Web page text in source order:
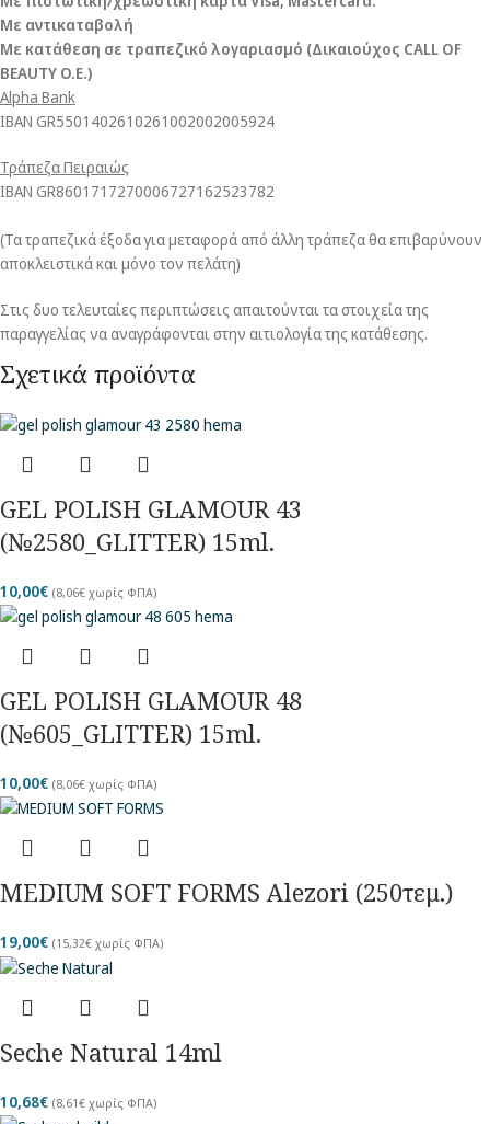
Με αντικαταβολή
Με κατάθεση σε τραπεζικό λογαριασμό (Δικαιούχος CALL OF
BEAUTY O.E.)
Alpha Bank
ΙΒΑΝ GR5501402610261002002005924
Τράπεζα Πειραιώς
ΙΒΑΝ GR8601717270006727162523782
(Τα τραπεζικά έξοδα για μεταφορά από άλλη τράπεζα θα επιβαρύνουν
αποκλειστικά και μόνο τον πελάτη)
Στις δυο τελευταίες περιπτώσεις απαιτούνται τα στοιχεία της
παραγγελίας να αναγράφονται στην αιτιολογία της κατάθεσης.
Σχετικά προϊόντα
GEL POLISH GLAMOUR 43
(№2580_GLITTER) 15ml.
10,00€ (8,06€ χωρίς ΦΠΑ)
GEL POLISH GLAMOUR 48
(№605_GLITTER) 15ml.
10,00€ (8,06€ χωρίς ΦΠΑ)
MEDIUM SOFT FORMS Alezori (250τεμ.)
19,00€ (15,32€ χωρίς ΦΠΑ)
Seche Natural 14ml
10,68€ (8,61€ χωρίς ΦΠΑ)